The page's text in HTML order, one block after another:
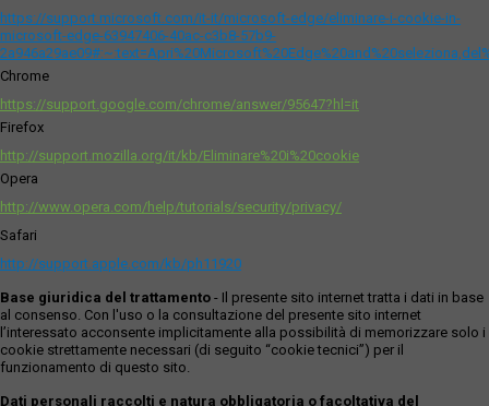
https://support.microsoft.com/it-it/microsoft-edge/eliminare-i-cookie-in-
microsoft-edge-63947406-40ac-c3b8-57b9-
Chrome
https://support.google.com/chrome/answer/95647?hl=it
Firefox
http://support.mozilla.org/it/kb/Eliminare%20i%20cookie
Opera
http://www.opera.com/help/tutorials/security/privacy/
Safari
http://support.apple.com/kb/ph11920
Base giuridica del trattamento - Il presente sito internet tratta i dati in base
al consenso. Con l'uso o la consultazione del presente sito internet
l’interessato acconsente implicitamente alla possibilità di memorizzare solo i
cookie strettamente necessari (di seguito “cookie tecnici”) per il
funzionamento di questo sito.
Dati personali raccolti e natura obbligatoria o facoltativa del